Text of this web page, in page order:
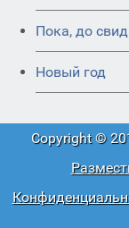
Пока, до
Новый год
Copyright ©